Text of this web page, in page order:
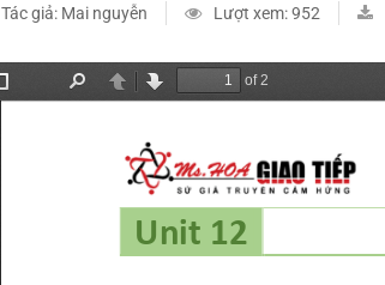
Tác giả: Mai nguyễn Lượt xem: 952